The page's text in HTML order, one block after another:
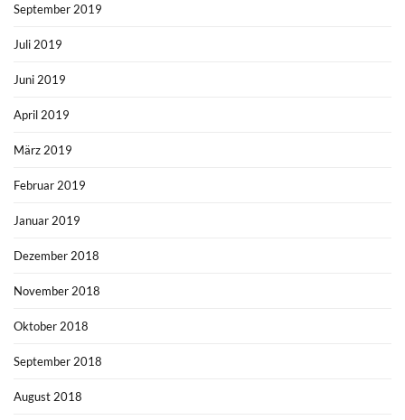
September 2019
Juli 2019
Juni 2019
April 2019
März 2019
Februar 2019
Januar 2019
Dezember 2018
November 2018
Oktober 2018
September 2018
August 2018